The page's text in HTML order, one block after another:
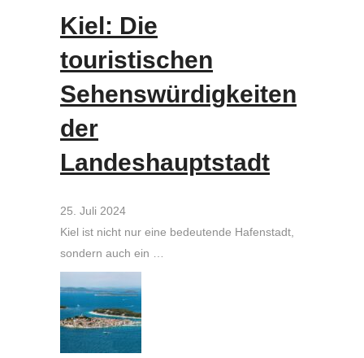
Kiel: Die
touristischen
Sehenswürdigkeiten
der
Landeshauptstadt
25. Juli 2024
Kiel ist nicht nur eine bedeutende Hafenstadt,
sondern auch ein …